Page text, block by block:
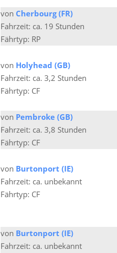
von Cherbourg (FR)
Fahrzeit: ca. 19 Stunden
Fährtyp: RP
von Holyhead (GB)
Fahrzeit: ca. 3,2 Stunden
Fährtyp: CF
von Pembroke (GB)
Fahrzeit: ca. 3,8 Stunden
Fährtyp: CF
von Burtonport (IE)
Fahrzeit: ca. unbekannt
Fährtyp: CF
von Burtonport (IE)
Fahrzeit: ca. unbekannt